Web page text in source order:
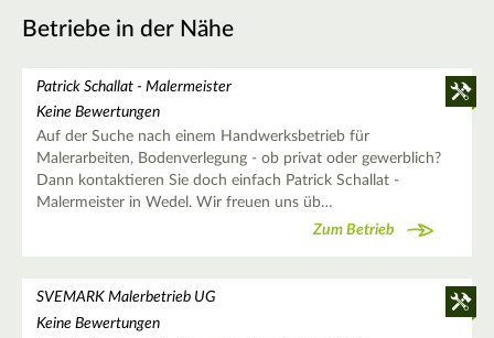
Betriebe in der Nähe
Patrick Schallat - Malermeister
Keine Bewertungen
Auf der Suche nach einem Handwerksbetrieb für
Malerarbeiten, Bodenverlegung - ob privat oder gewerblich?
Dann kontaktieren Sie doch einfach Patrick Schallat -
Malermeister in Wedel. Wir freuen uns üb…
Zum Betrieb
SVEMARK Malerbetrieb UG
Keine Bewertungen